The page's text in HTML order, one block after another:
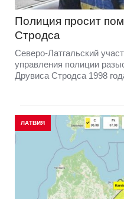
Полиция просит
Стродса
Северо-Латгальский
управления полиции
Друвиса Стродса 1998
ЛАТВИЯ